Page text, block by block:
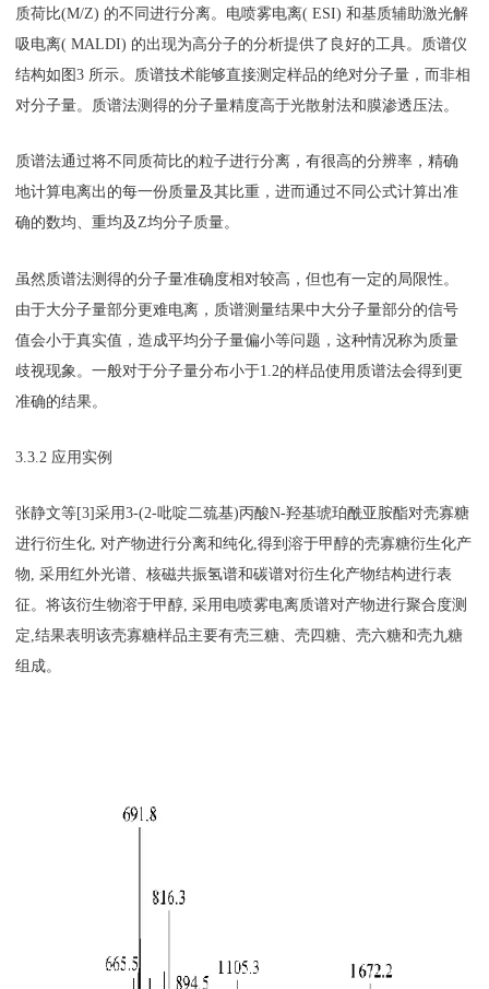
质荷比(M/Z) 的不同进行分离。电喷雾电离( ESI) 和基质辅助激光解
吸电离( MALDI) 的出现为高分子的分析提供了良好的工具。质谱仪
结构如图3 所示。质谱技术能够直接测定样品的绝对分子量，而非相
对分子量。质谱法测得的分子量精度高于光散射法和膜渗透压法。
质谱法通过将不同质荷比的粒子进行分离，有很高的分辨率，精确
地计算电离出的每一份质量及其比重，进而通过不同公式计算出准
确的数均、重均及Z均分子质量。
虽然质谱法测得的分子量准确度相对较高，但也有一定的局限性。
由于大分子量部分更难电离，质谱测量结果中大分子量部分的信号
值会小于真实值，造成平均分子量偏小等问题，这种情况称为质量
歧视现象。一般对于分子量分布小于1.2的样品使用质谱法会得到更
准确的结果。
3.3.2 应用实例
张静文等[3]采用3-(2-吡啶二巯基)丙酸N-羟基琥珀酰亚胺酯对壳寡糖
进行衍生化, 对产物进行分离和纯化,得到溶于甲醇的壳寡糖衍生化产
物, 采用红外光谱、核磁共振氢谱和碳谱对衍生化产物结构进行表
征。将该衍生物溶于甲醇, 采用电喷雾电离质谱对产物进行聚合度测
定,结果表明该壳寡糖样品主要有壳三糖、壳四糖、壳六糖和壳九糖
组成。